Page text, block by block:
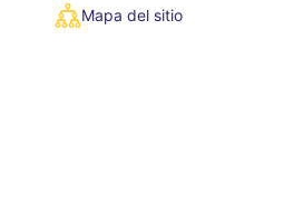
Mapa del sitio